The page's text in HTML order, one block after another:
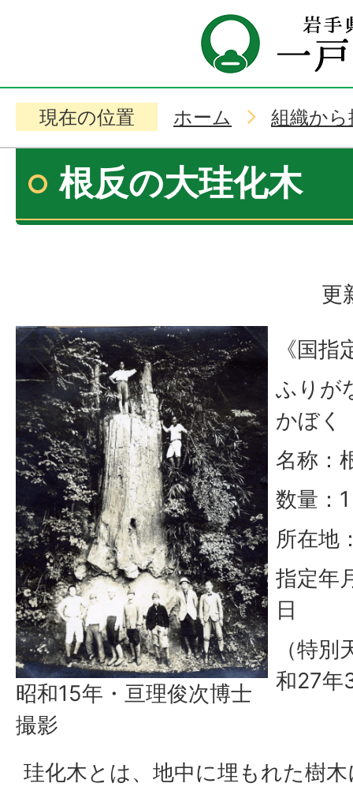
現在の位置 ホーム 組織か
根反の大珪化木
更
昭和15年・亘理俊次博士
撮影
《国
ふりが
かぼく
名称：
数量：1
所在地
指定年
日
（特
和27年
珪化木とは、地中に埋もれた樹